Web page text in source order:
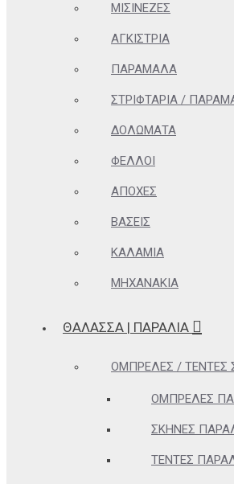
ΜΙΣΙΝΈΖΕΣ
ΑΓΚΊΣΤΡΙΑ
ΠΑΡΆΜΑΛΑ
ΣΤΡΙΦΤΆΡΙΑ /
ΔΟΛΏΜΑΤΑ
ΦΕΛΛΟΊ
ΑΠΌΧΕΣ
ΒΆΣΕΙΣ
ΚΑΛΆΜΙΑ
ΜΗΧΑΝΆΚΙΑ
ΘΆΛΑΣΣΑ | ΠΑΡΑΛΊΑ
ΟΜΠΡΈΛΕΣ / ΤΈΝΤΕΣ
ΟΜΠΡΈΛΕΣ
ΣΚΗΝΈΣ
ΤΈΝΤΕΣ